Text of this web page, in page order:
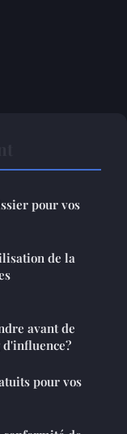
pour vos
de la
avant de
pour vos